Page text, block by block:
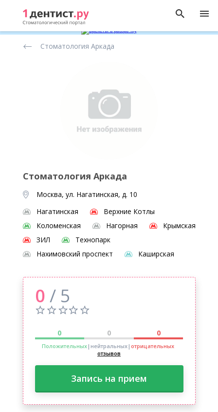
стоматологических
Стоматология Аркада
Стоматология Аркада
Москва, ул. Нагатинская, д. 10
Нагатинская
Верхние Котлы
Коломенская
Нагорная
Крымская
ЗИЛ
Технопарк
Нахимовский проспект
Каширская
0 / 5
0 0 0
Положительных|нейтральных| отрицательных
отзывов
Запись на прием